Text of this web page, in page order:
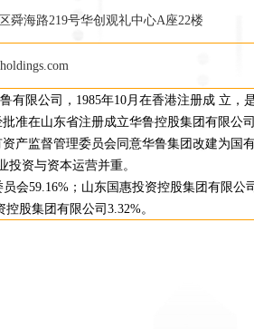
海路219号华创观礼中心A座22楼
有限公司，1985年10月在香港注册成 立，
准在山东省注册成立华鲁控股集团有限公
产监督管理委员会同意华鲁集团改建为国
资与资本运营并重。
会59.16%；山东国惠投资控股集团有限公
股集团有限公司3.32%。